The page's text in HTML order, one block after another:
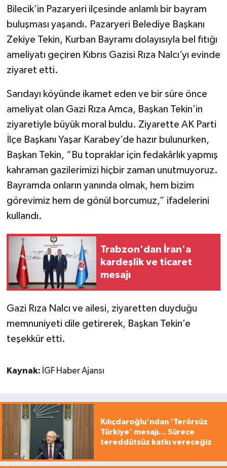
Bilecik’in Pazaryeri ilçesinde anlamlı bir bayram
buluşması yaşandı. Pazaryeri Belediye Başkanı
Zekiye Tekin, Kurban Bayramı dolayısıyla bel fıtığı
ameliyatı geçiren Kıbrıs Gazisi Rıza Nalcı’yı evinde
ziyaret etti.
Sarıdayı köyünde ikamet eden ve bir süre önce
ameliyat olan Gazi Rıza Amca, Başkan Tekin’in
ziyaretiyle büyük moral buldu. Ziyarette AK Parti
İlçe Başkanı Yaşar Karabey’de hazır bulunurken,
Başkan Tekin, “Bu topraklar için fedakârlık yapmış
kahraman gazilerimizi hiçbir zaman unutmuyoruz.
Bayramda onların yanında olmak, hem bizim
görevimiz hem de gönül borcumuz,” ifadelerini
kullandı.
Trabzon'dan İran'a
kardeşlik ve ticaret
mesajı
Gazi Rıza Nalcı ve ailesi, ziyaretten duyduğu
memnuniyeti dile getirerek, Başkan Tekin’e
teşekkür etti.
Kaynak: İGF Haber Ajansı
Kılıçdaroğlu'ndan 'Terörsüz
Türkiye' mesajı... Sürece
tereddütsüz katkı vereceğiz